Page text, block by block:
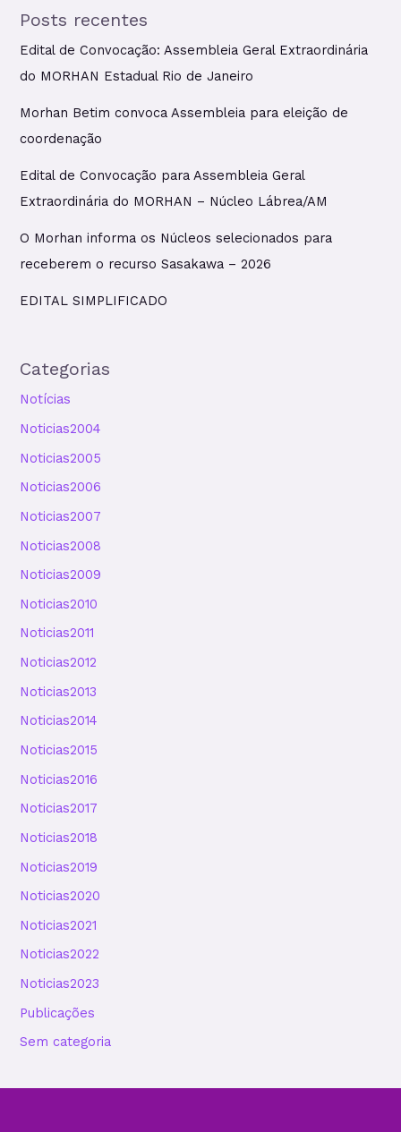
Posts recentes
Edital de Convocação: Assembleia Geral Extraordinária
do MORHAN Estadual Rio de Janeiro
Morhan Betim convoca Assembleia para eleição de
coordenação
Edital de Convocação para Assembleia Geral
Extraordinária do MORHAN – Núcleo Lábrea/AM
O Morhan informa os Núcleos selecionados para
receberem o recurso Sasakawa – 2026
EDITAL SIMPLIFICADO
Categorias
Notícias
Noticias2004
Noticias2005
Noticias2006
Noticias2007
Noticias2008
Noticias2009
Noticias2010
Noticias2011
Noticias2012
Noticias2013
Noticias2014
Noticias2015
Noticias2016
Noticias2017
Noticias2018
Noticias2019
Noticias2020
Noticias2021
Noticias2022
Noticias2023
Publicações
Sem categoria